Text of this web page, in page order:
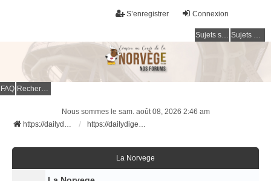
Connexion
S’enregistrer
Sujets sans réponse Sujets actifs
FAQ Rechercher
Nous sommes le sam. août 08, 2026 2:46 am
https://dailydigesthub.com
https://dailydigesthub.com
La Norvege